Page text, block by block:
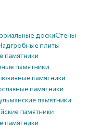
доскиСтены
плиты
памятники
памятники
памятники
памятники
памятники
памятники
памятники